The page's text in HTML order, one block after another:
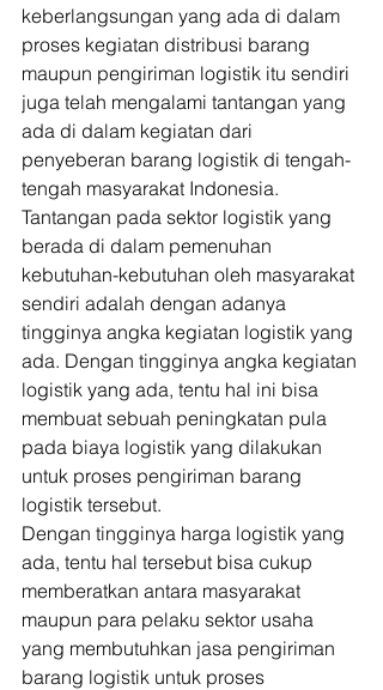
keberlangsungan yang ada di dalam
proses kegiatan distribusi barang
maupun pengiriman logistik itu sendiri
juga telah mengalami tantangan yang
ada di dalam kegiatan dari
penyeberan barang logistik di tengah-
tengah masyarakat Indonesia.
Tantangan pada sektor logistik yang
berada di dalam pemenuhan
kebutuhan-kebutuhan oleh masyarakat
sendiri adalah dengan adanya
tingginya angka kegiatan logistik yang
ada. Dengan tingginya angka kegiatan
logistik yang ada, tentu hal ini bisa
membuat sebuah peningkatan pula
pada biaya logistik yang dilakukan
untuk proses pengiriman barang
logistik tersebut.
Dengan tingginya harga logistik yang
ada, tentu hal tersebut bisa cukup
memberatkan antara masyarakat
maupun para pelaku sektor usaha
yang membutuhkan jasa pengiriman
barang logistik untuk proses